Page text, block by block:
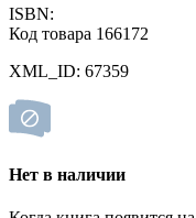
ISBN:
Код товара 166172
XML_ID: 67359
Нет в наличии